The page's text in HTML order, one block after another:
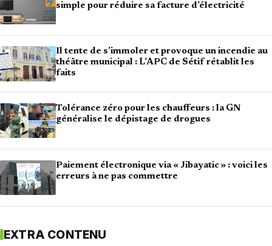
simple pour réduire sa facture d’électricité
Il tente de s’immoler et provoque un incendie au
théâtre municipal : L’APC de Sétif rétablit les
faits
Tolérance zéro pour les chauffeurs : la GN
généralise le dépistage de drogues
Paiement électronique via « Jibayatic » : voici les
erreurs à ne pas commettre
EXTRA CONTENU